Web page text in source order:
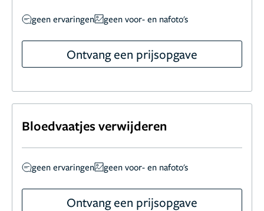
geen ervaringen geen voor- en nafoto's
Ontvang een prijsopgave
Bloedvaatjes verwijderen
geen ervaringen geen voor- en nafoto's
Ontvang een prijsopgave